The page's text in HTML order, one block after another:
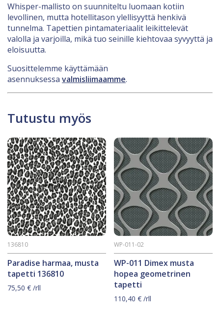
Whisper-mallisto on suunniteltu luomaan kotiin
levollinen, mutta hotellitason ylellisyyttä henkivä
tunnelma. Tapettien pintamateriaalit leikittelevät
valolla ja varjoilla, mikä tuo seinille kiehtovaa syvyyttä ja
eloisuutta.
Suosittelemme käyttämään
asennuksessa valmisliimaamme.
Tutustu myös
Paradise harmaa, musta
tapetti 136810
136810
75,50 € /rll
WP-011 Dimex musta
hopea geometrinen
tapetti
WP-011-02
110,40€ /rll